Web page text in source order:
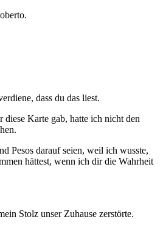
dass du das liest.
diese Karte gab, hatte ich nicht den
Pesos darauf seien, weil ich wusste,
hättest, wenn ich dir die Wahrheit
Stolz unser Zuhause zerstörte.